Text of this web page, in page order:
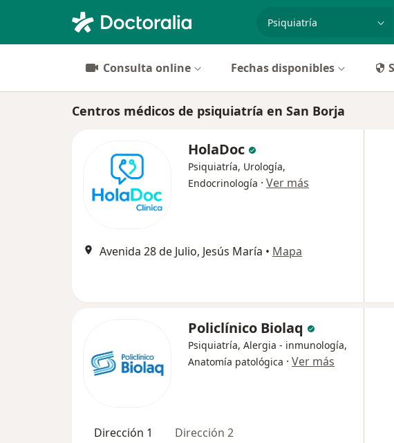
especialidad,
Consulta online Fechas disponibles
Centros médicos de psiquiatría en San Borja
HolaDoc
Psiquiatría, Urología,
Endocrinología · Ver más
Avenida 28 de Julio, Jesús María • Mapa
Policlínico Biolaq
Psiquiatría, Alergia - inmunología,
Anatomía patológica · Ver más
Dirección 1 Dirección 2